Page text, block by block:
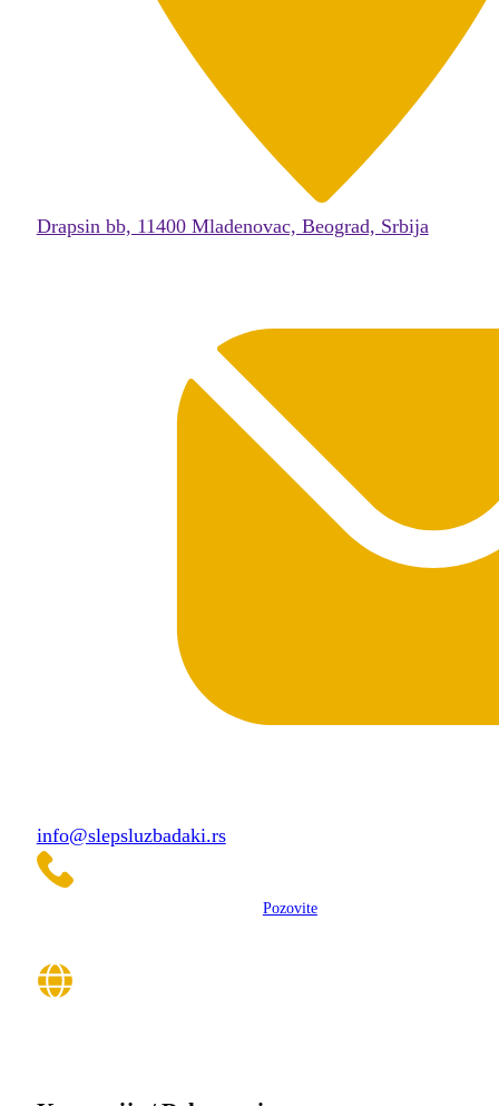
Drapsin bb, 11400 Mladenovac, Beograd, Srbija
info@slepsluzbadaki.rs
Pozovite